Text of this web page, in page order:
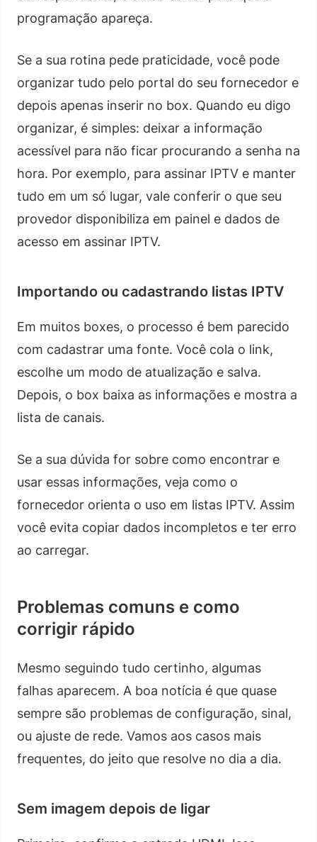
programação apareça.
Se a sua rotina pede praticidade, você pode
organizar tudo pelo portal do seu fornecedor e
depois apenas inserir no box. Quando eu digo
organizar, é simples: deixar a informação
acessível para não ficar procurando a senha na
hora. Por exemplo, para assinar IPTV e manter
tudo em um só lugar, vale conferir o que seu
provedor disponibiliza em painel e dados de
acesso em assinar IPTV.
Importando ou cadastrando listas IPTV
Em muitos boxes, o processo é bem parecido
com cadastrar uma fonte. Você cola o link,
escolhe um modo de atualização e salva.
Depois, o box baixa as informações e mostra a
lista de canais.
Se a sua dúvida for sobre como encontrar e
usar essas informações, veja como o
fornecedor orienta o uso em listas IPTV. Assim
você evita copiar dados incompletos e ter erro
ao carregar.
Problemas comuns e como
corrigir rápido
Mesmo seguindo tudo certinho, algumas
falhas aparecem. A boa notícia é que quase
sempre são problemas de configuração, sinal,
ou ajuste de rede. Vamos aos casos mais
frequentes, do jeito que resolve no dia a dia.
Sem imagem depois de ligar